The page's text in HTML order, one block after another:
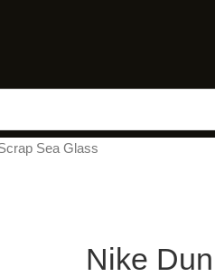
Sea Glass
Nike